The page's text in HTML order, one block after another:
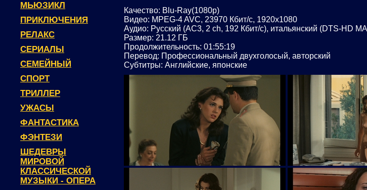
МЬЮЗИКЛ
ПРИКЛЮЧЕНИЯ
РЕЛАКС
СЕРИАЛЫ
СЕМЕЙНЫЙ
СПОРТ
ТРИЛЛЕР
УЖАСЫ
ФАНТАСТИКА
ФЭНТЕЗИ
ШЕДЕВРЫ
МИРОВОЙ
КЛАССИЧЕСКОЙ
МУЗЫКИ - ОПЕРА
Качество: Blu-Ray(1080p)
Видео: MPEG-4 AVC, 23970 Кбит/с, 1920x1080
Аудио: Русский (AC3, 2 ch, 192 Кбит/с), итальянский (DTS-HD
Размер: 21.12 ГБ
Продолжительность: 01:55:19
Перевод: Профессиональный двухголосый, авторский
Субтитры: Английские, японские